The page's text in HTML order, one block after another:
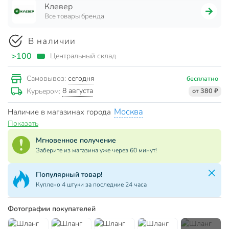
Клевер
Все товары бренда
В наличии
>100 Центральный склад
Самовывоз: сегодня бесплатно
Курьером: 8 августа от 380 ₽
Наличие в магазинах города Москва
Показать
Мгновенное получение
Заберите из магазина уже через 60 минут!
Популярный товар!
Куплено 4 штуки за последние 24 часа
Фотографии покупателей